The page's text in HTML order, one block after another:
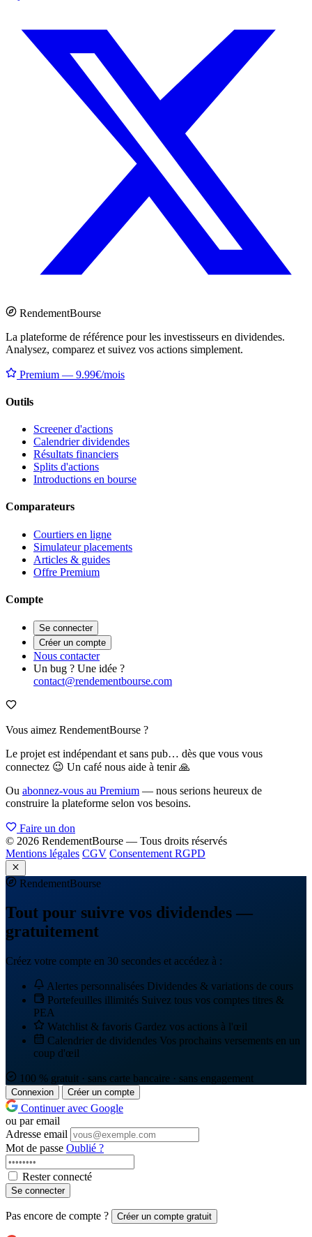
RendementBourse
La plateforme de référence pour les investisseurs en dividendes.
Analysez, comparez et suivez vos actions simplement.
Premium — 9.99€/mois
Outils
Screener d'actions
Calendrier dividendes
Résultats financiers
Splits d'actions
Introductions en bourse
Comparateurs
Courtiers en ligne
Simulateur placements
Articles & guides
Offre Premium
Compte
Se connecter
Créer un compte
Nous contacter
Un bug ? Une idée ?
contact@rendementbourse.com
Vous aimez RendementBourse ?
Le projet est indépendant et sans pub… dès que vous vous
connectez 😉 Un café nous aide à tenir 🙏
Ou abonnez-vous au Premium — nous serions heureux de
construire la plateforme selon vos besoins.
Faire un don
© 2026 RendementBourse — Tous droits réservés
Mentions légales CGV Consentement RGPD
RendementBourse
Tout pour suivre vos dividendes —
gratuitement
Créez votre compte en 30 secondes et accédez à :
Alertes personnalisées Dividendes & variations de cours
Portefeuilles illimités Suivez tous vos comptes titres &
PEA
Watchlist & favoris Gardez vos actions à l'œil
Calendrier de dividendes Vos prochains versements en un
coup d'œil
100 % gratuit · sans carte bancaire · sans engagement
Connexion Créer un compte
Continuer avec Google
ou par email
Adresse email
Mot de passe Oublié ?
Rester connecté
Se connecter
Pas encore de compte ? Créer un compte gratuit